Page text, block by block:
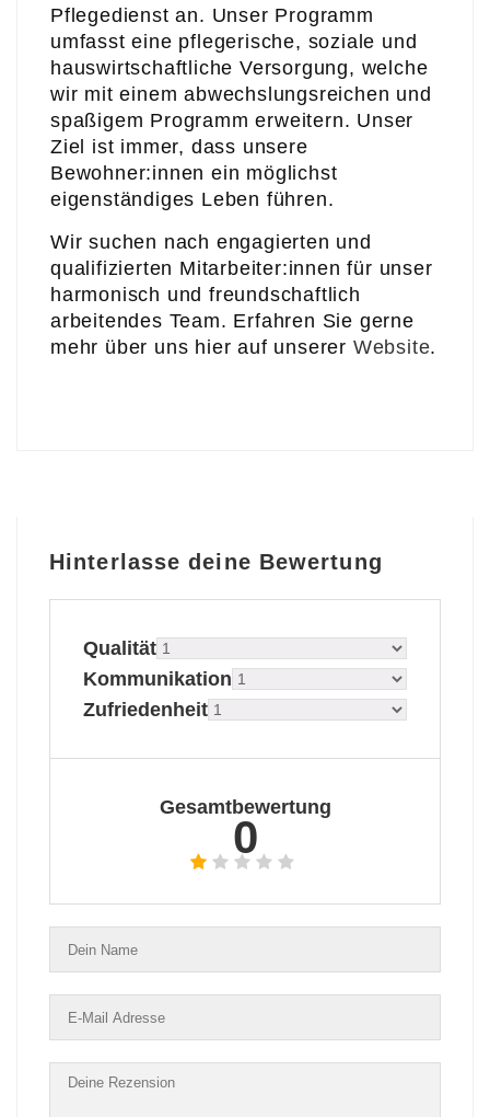
Pflegedienst an. Unser Programm
umfasst eine pflegerische, soziale und
hauswirtschaftliche Versorgung, welche
wir mit einem abwechslungsreichen und
spaßigem Programm erweitern. Unser
Ziel ist immer, dass unsere
Bewohner:innen ein möglichst
eigenständiges Leben führen.
Wir suchen nach engagierten und
qualifizierten Mitarbeiter:innen für unser
harmonisch und freundschaftlich
arbeitendes Team. Erfahren Sie gerne
mehr über uns hier auf unserer Website.
Hinterlasse deine Bewertung
Qualität
Kommunikation
Zufriedenheit
Gesamtbewertung
0